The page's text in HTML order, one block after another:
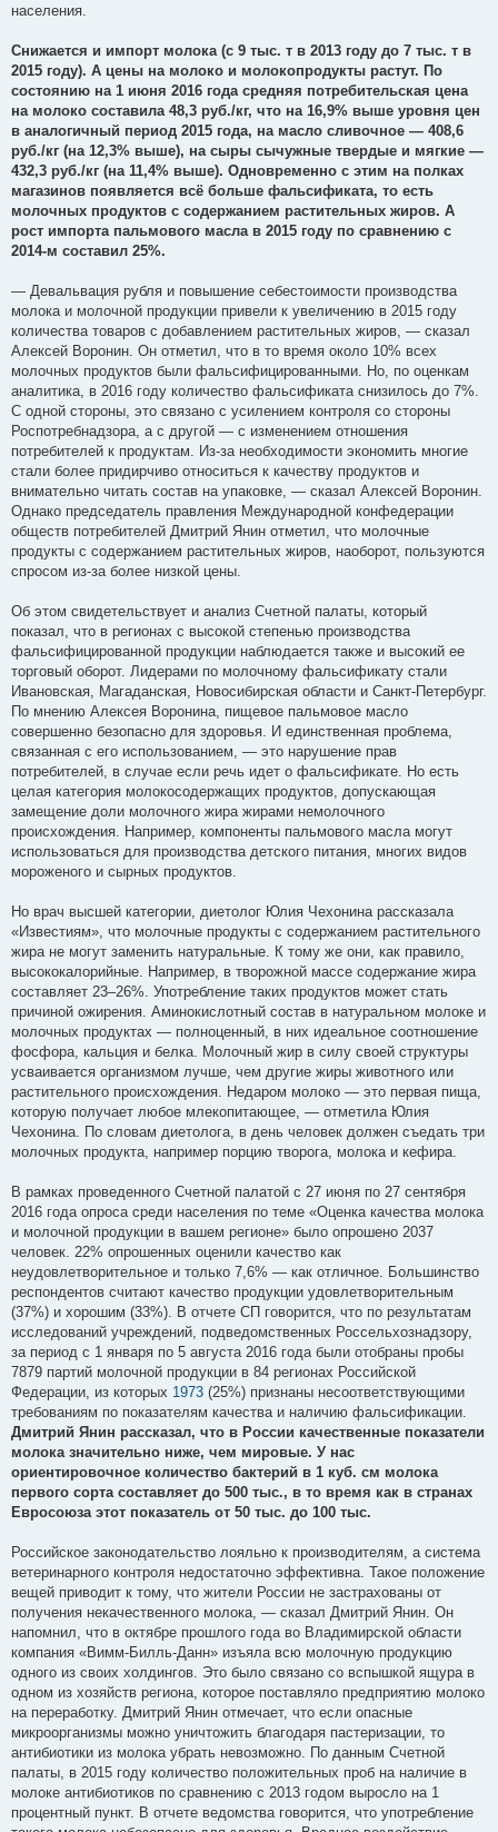
населения.
Снижается и импорт молока (с 9 тыс. т в 2013 году до 7 тыс. т в
2015 году). А цены на молоко и молокопродукты растут. По
состоянию на 1 июня 2016 года средняя потребительская цена
на молоко составила 48,3 руб./кг, что на 16,9% выше уровня цен
в аналогичный период 2015 года, на масло сливочное — 408,6
руб./кг (на 12,3% выше), на сыры сычужные твердые и мягкие —
432,3 руб./кг (на 11,4% выше). Одновременно с этим на полках
магазинов появляется всё больше фальсификата, то есть
молочных продуктов с содержанием растительных жиров. А
рост импорта пальмового масла в 2015 году по сравнению с
2014-м составил 25%.
— Девальвация рубля и повышение себестоимости производства
молока и молочной продукции привели к увеличению в 2015 году
количества товаров с добавлением растительных жиров, — сказал
Алексей Воронин. Он отметил, что в то время около 10% всех
молочных продуктов были фальсифицированными. Но, по оценкам
аналитика, в 2016 году количество фальсификата снизилось до 7%.
С одной стороны, это связано с усилением контроля со стороны
Роспотребнадзора, а с другой — с изменением отношения
потребителей к продуктам. Из-за необходимости экономить многие
стали более придирчиво относиться к качеству продуктов и
внимательно читать состав на упаковке, — сказал Алексей Воронин.
Однако председатель правления Международной конфедерации
обществ потребителей Дмитрий Янин отметил, что молочные
продукты с содержанием растительных жиров, наоборот, пользуются
спросом из-за более низкой цены.
Об этом свидетельствует и анализ Счетной палаты, который
показал, что в регионах с высокой степенью производства
фальсифицированной продукции наблюдается также и высокий ее
торговый оборот. Лидерами по молочному фальсификату стали
Ивановская, Магаданская, Новосибирская области и Санкт-Петербург.
По мнению Алексея Воронина, пищевое пальмовое масло
совершенно безопасно для здоровья. И единственная проблема,
связанная с его использованием, — это нарушение прав
потребителей, в случае если речь идет о фальсификате. Но есть
целая категория молокосодержащих продуктов, допускающая
замещение доли молочного жира жирами немолочного
происхождения. Например, компоненты пальмового масла могут
использоваться для производства детского питания, многих видов
мороженого и сырных продуктов.
Но врач высшей категории, диетолог Юлия Чехонина рассказала
«Известиям», что молочные продукты с содержанием растительного
жира не могут заменить натуральные. К тому же они, как правило,
высококалорийные. Например, в творожной массе содержание жира
составляет 23–26%. Употребление таких продуктов может стать
причиной ожирения. Аминокислотный состав в натуральном молоке и
молочных продуктах — полноценный, в них идеальное соотношение
фосфора, кальция и белка. Молочный жир в силу своей структуры
усваивается организмом лучше, чем другие жиры животного или
растительного происхождения. Недаром молоко — это первая пища,
которую получает любое млекопитающее, — отметила Юлия
Чехонина. По словам диетолога, в день человек должен съедать три
молочных продукта, например порцию творога, молока и кефира.
В рамках проведенного Счетной палатой с 27 июня по 27 сентября
2016 года опроса среди населения по теме «Оценка качества молока
и молочной продукции в вашем регионе» было опрошено 2037
человек. 22% опрошенных оценили качество как
неудовлетворительное и только 7,6% — как отличное. Большинство
респондентов считают качество продукции удовлетворительным
(37%) и хорошим (33%). В отчете СП говорится, что по результатам
исследований учреждений, подведомственных Россельхознадзору,
за период с 1 января по 5 августа 2016 года были отобраны пробы
7879 партий молочной продукции в 84 регионах Российской
Федерации, из которых 1973 (25%) признаны несоответствующими
требованиям по показателям качества и наличию фальсификации.
Дмитрий Янин рассказал, что в России качественные показатели
молока значительно ниже, чем мировые. У нас
ориентировочное количество бактерий в 1 куб. см молока
первого сорта составляет до 500 тыс., в то время как в странах
Евросоюза этот показатель от 50 тыс. до 100 тыс.
Российское законодательство лояльно к производителям, а система
ветеринарного контроля недостаточно эффективна. Такое положение
вещей приводит к тому, что жители России не застрахованы от
получения некачественного молока, — сказал Дмитрий Янин. Он
напомнил, что в октябре прошлого года во Владимирской области
компания «Вимм-Билль-Данн» изъяла всю молочную продукцию
одного из своих холдингов. Это было связано со вспышкой ящура в
одном из хозяйств региона, которое поставляло предприятию молоко
на переработку. Дмитрий Янин отмечает, что если опасные
микроорганизмы можно уничтожить благодаря пастеризации, то
антибиотики из молока убрать невозможно. По данным Счетной
палаты, в 2015 году количество положительных проб на наличие в
молоке антибиотиков по сравнению с 2013 годом выросло на 1
процентный пункт. В отчете ведомства говорится, что употребление